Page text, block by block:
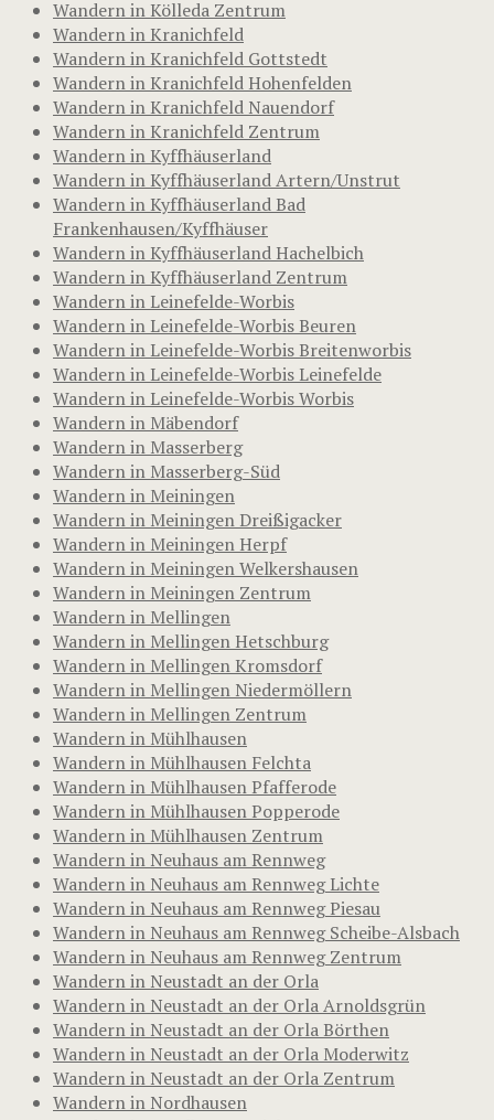
Wandern in Kölleda Zentrum
Wandern in Kranichfeld
Wandern in Kranichfeld Gottstedt
Wandern in Kranichfeld Hohenfelden
Wandern in Kranichfeld Nauendorf
Wandern in Kranichfeld Zentrum
Wandern in Kyffhäuserland
Wandern in Kyffhäuserland Artern/Unstrut
Wandern in Kyffhäuserland Bad
Frankenhausen/Kyffhäuser
Wandern in Kyffhäuserland Hachelbich
Wandern in Kyffhäuserland Zentrum
Wandern in Leinefelde-Worbis
Wandern in Leinefelde-Worbis Beuren
Wandern in Leinefelde-Worbis Breitenworbis
Wandern in Leinefelde-Worbis Leinefelde
Wandern in Leinefelde-Worbis Worbis
Wandern in Mäbendorf
Wandern in Masserberg
Wandern in Masserberg-Süd
Wandern in Meiningen
Wandern in Meiningen Dreißigacker
Wandern in Meiningen Herpf
Wandern in Meiningen Welkershausen
Wandern in Meiningen Zentrum
Wandern in Mellingen
Wandern in Mellingen Hetschburg
Wandern in Mellingen Kromsdorf
Wandern in Mellingen Niedermöllern
Wandern in Mellingen Zentrum
Wandern in Mühlhausen
Wandern in Mühlhausen Felchta
Wandern in Mühlhausen Pfafferode
Wandern in Mühlhausen Popperode
Wandern in Mühlhausen Zentrum
Wandern in Neuhaus am Rennweg
Wandern in Neuhaus am Rennweg Lichte
Wandern in Neuhaus am Rennweg Piesau
Wandern in Neuhaus am Rennweg Scheibe-Alsbach
Wandern in Neuhaus am Rennweg Zentrum
Wandern in Neustadt an der Orla
Wandern in Neustadt an der Orla Arnoldsgrün
Wandern in Neustadt an der Orla Börthen
Wandern in Neustadt an der Orla Moderwitz
Wandern in Neustadt an der Orla Zentrum
Wandern in Nordhausen